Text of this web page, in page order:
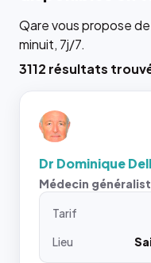
Qare vous propose
minuit, 7j/7.
3112 résultats
Dr Dominique
Médecin
Tarif
Lieu